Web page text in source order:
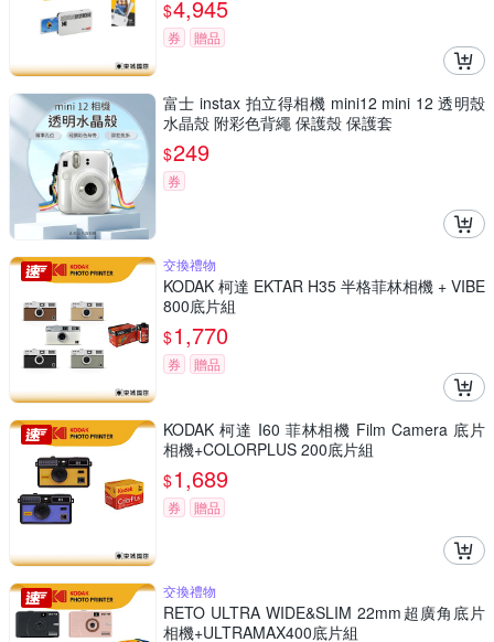
$4,945
券 贈品
富士 instax 拍立得相機 mini12 mini 12 透明殼
水晶殼 附彩色背繩 保護殼 保護套
$249
券
交換禮物
KODAK 柯達 EKTAR H35 半格菲林相機 + VIBE
800底片組
$1,770
券 贈品
KODAK 柯達 I60 菲林相機 Film Camera 底片
相機+COLORPLUS 200底片組
$1,689
券 贈品
交換禮物
RETO ULTRA WIDE&SLIM 22mm超廣角底片
相機+ULTRAMAX400底片組